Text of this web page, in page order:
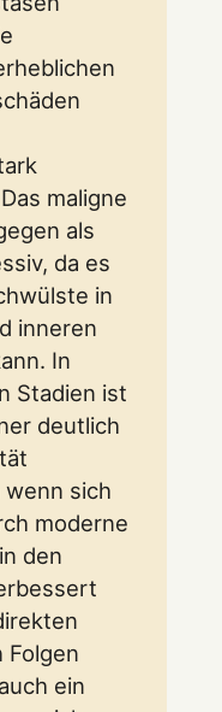
maligne
als
da es
in
inneren
In
Stadien ist
deutlich
sich
moderne
den
Folgen
ein